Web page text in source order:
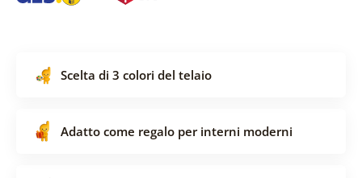
Scelta di 3 colori del telaio
Adatto come regalo per interni moderni